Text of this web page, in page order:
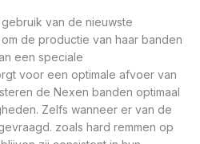
van de nieuwste
de productie van haar banden
een speciale
voor een optimale afvoer van
de Nexen banden optimaal
Zelfs wanneer er van de
zoals hard remmen op